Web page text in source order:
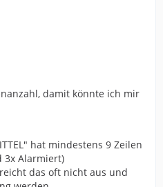
damit könnte ich mir
hat mindestens 9 Zeilen
3x Alarmiert)
das oft nicht aus und